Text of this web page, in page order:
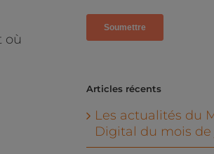
où
Articles récents
Les actualités du
Digital du mois